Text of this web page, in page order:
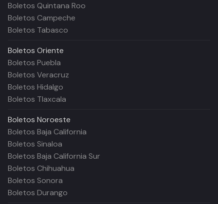
Boletos Quintana Roo
Boletos Campeche
Boletos Tabasco
Boletos Oriente
Boletos Puebla
Boletos Veracruz
Boletos Hidalgo
Boletos Tlaxcala
Boletos Noroeste
Boletos Baja California
Boletos Sinaloa
Boletos Baja California Sur
Boletos Chihuahua
Boletos Sonora
Boletos Durango